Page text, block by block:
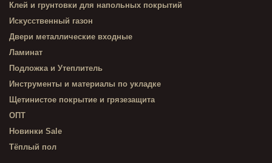
Клей и грунтовки для напольных покрытий
Искусственный газон
Двери металлические входные
Ламинат
Подложка и Утеплитель
Инструменты и материалы по укладке
Щетинистое покрытие и грязезащита
ОПТ
Новинки Sale
Тёплый пол